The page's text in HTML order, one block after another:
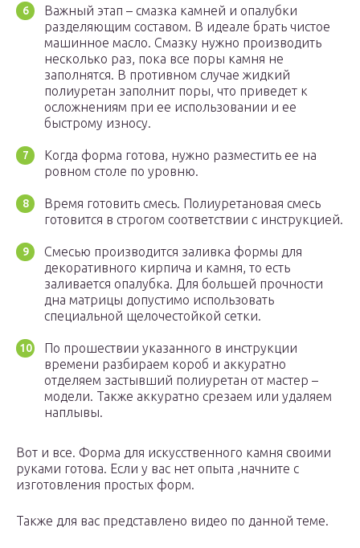
Важный этап – смазка камней и опалубки
разделяющим составом. В идеале брать чистое
машинное масло. Смазку нужно производить
несколько раз, пока все поры камня не
заполнятся. В противном случае жидкий
полиуретан заполнит поры, что приведет к
осложнениям при ее использовании и ее
быстрому износу.
Когда форма готова, нужно разместить ее на
ровном столе по уровню.
Время готовить смесь. Полиуретановая смесь
готовится в строгом соответствии с инструкцией.
Смесью производится заливка формы для
декоративного кирпича и камня, то есть
заливается опалубка. Для большей прочности
дна матрицы допустимо использовать
специальной щелочестойкой сетки.
По прошествии указанного в инструкции
времени разбираем короб и аккуратно
отделяем застывший полиуретан от мастер –
модели. Также аккуратно срезаем или удаляем
наплывы.
Вот и все. Форма для искусственного камня своими
руками готова. Если у вас нет опыта ,начните с
изготовления простых форм.
Также для вас представлено видео по данной теме.